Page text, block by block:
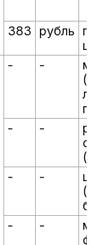
383 рубль
- -
-
-
-
-
-
-